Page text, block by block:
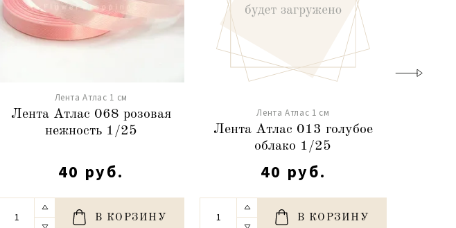
Лента Атлас 1 см
Лента Атлас 068 розовая
нежность 1/25
40 руб.
В КОРЗИНУ
Лента Атлас 1 см
Лента Атлас 013 голубое
облако 1/25
40 руб.
В КОРЗИНУ